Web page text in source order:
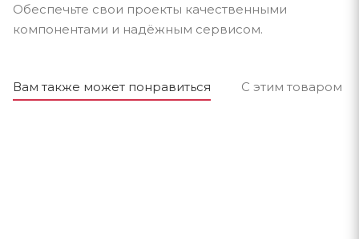
Обеспечьте свои проекты качественными
компонентами и надёжным сервисом.
Вам также может понравиться С этим товаром